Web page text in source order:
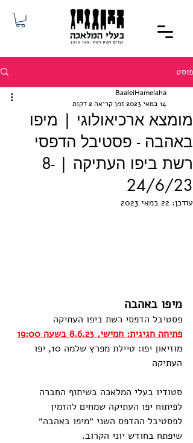
פוסט
מומצא ארכיאולוגי | מיפו
באהבה - פסטיבל הדפסי
רשת ביפו העתיקה | 8-
24/6/23
BaaleiHamelaha
14 במאי 2023
זמן קריאה 2 דקות
עודכן: 22 במאי 2023
מיפו באהבה
פסטיבל הדפסי רשת ביפו העתיקה
פתיחה חגיגית: חמישי, 8.6.23 בשעה 19:00
מוזיאון יפו: טיילת מפרץ שלמה 10, יפו
העתיקה
סטודיו בעלי המלאכה בשיתוף החברה
לפיתוח יפו העתיקה שמחים להזמין
לפסטיבל ההדפס השני ״מיפו באהבה״
שיפתח בחודש יוני הקרוב.